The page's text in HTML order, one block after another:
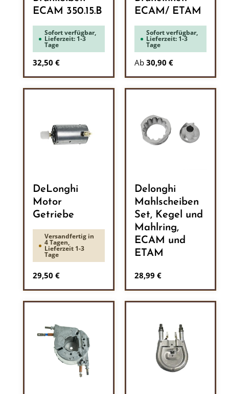
ECAM 350.15.B
Sofort verfügbar,
Lieferzeit: 1-3
Tage
Regulärer Preis:
32,50 €
ECAM/ ETAM
Sofort verfügbar,
Lieferzeit: 1-3
Tage
Ab 30,90 €
DeLonghi
Motor
Getriebe
Versandfertig in
4 Tagen,
Lieferzeit 1-3
Tage
Regulärer Preis:
29,50 €
Delonghi
Mahlscheiben
Set, Kegel und
Mahlring,
ECAM und
ETAM
Regulärer Preis:
28,99 €